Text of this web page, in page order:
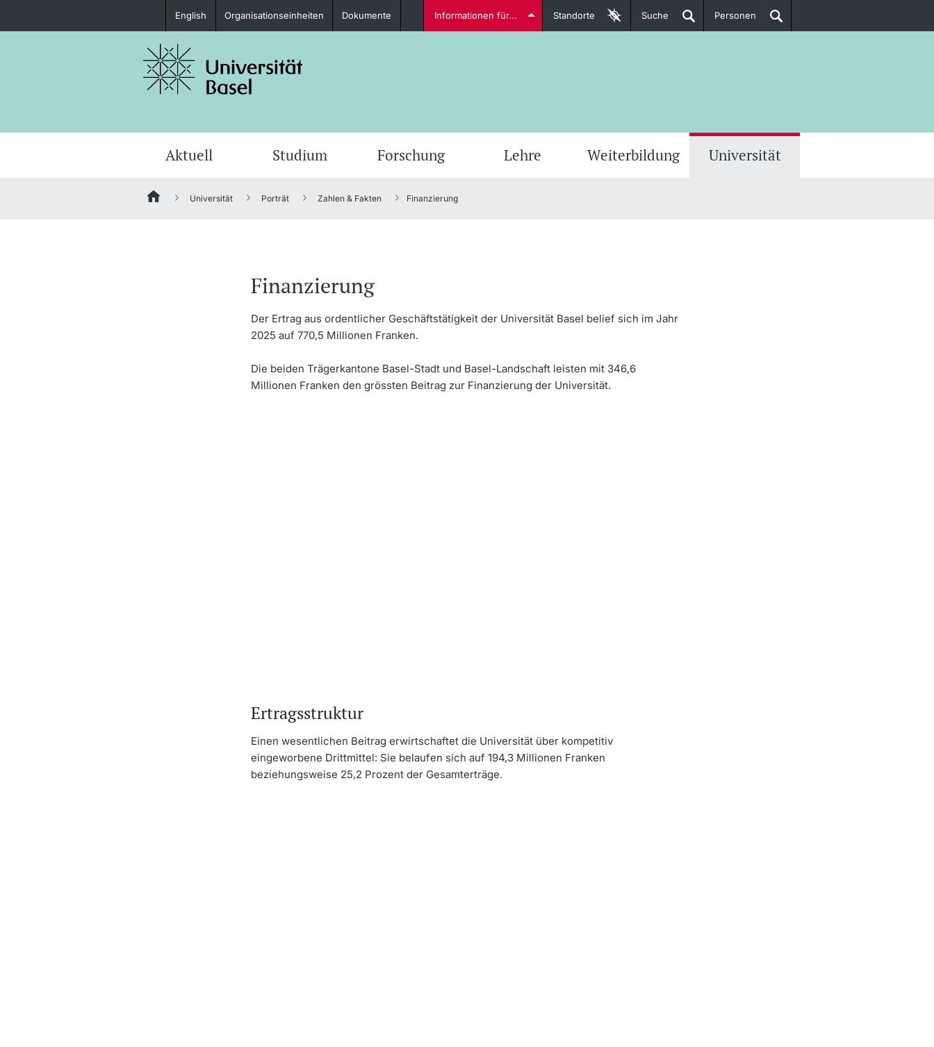
Studieninteressierte
Fördernde & Alumni Dozierende
English Organisationseinheiten Dokumente Informationen für... Standorte Suche Personen
Aktuell Studium Forschung Lehre Weiterbildung Universität
Universität Porträt Zahlen & Fakten Finanzierung
Finanzierung
Der Ertrag aus ordentlicher Geschäftstätigkeit der Universität Basel belief sich im Jahr
2025 auf 770,5 Millionen Franken.
Die beiden Trägerkantone Basel-Stadt und Basel-Landschaft leisten mit 346,6
Millionen Franken den grössten Beitrag zur Finanzierung der Universität.
Ertragsstruktur
Einen wesentlichen Beitrag erwirtschaftet die Universität über kompetitiv
eingeworbene Drittmittel: Sie belaufen sich auf 194,3 Millionen Franken
beziehungsweise 25,2 Prozent der Gesamterträge.